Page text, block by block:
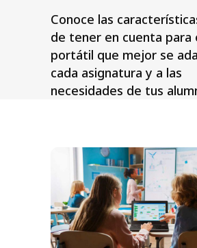
Conoce las
de tener en cuenta para
portátil que mejor se
cada asignatura y a las
necesidades de tus